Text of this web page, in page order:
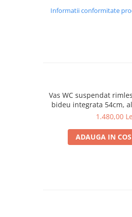
Informatii conformitate
Vas WC suspendat
bideu integrata 54cm,
1584
1.480,00
ADAUGA IN COS